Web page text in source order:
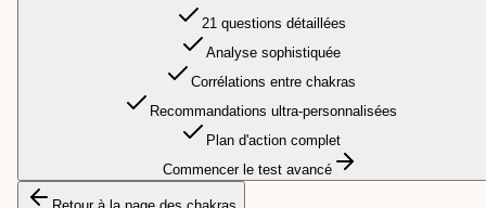
21 questions détaillées
Analyse sophistiquée
Corrélations entre chakras
Recommandations ultra-personnalisées
Plan d'action complet
Commencer le test avancé